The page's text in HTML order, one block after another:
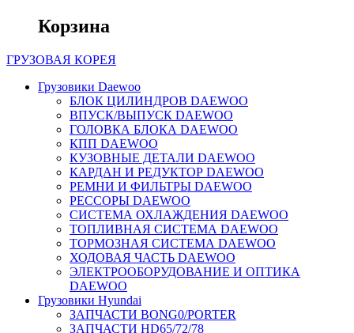
Корзина
ГРУЗОВАЯ КОРЕЯ
Грузовики Daewoo
БЛОК ЦИЛИНДРОВ DAEWOO
ВПУСК/ВЫПУСК DAEWOO
ГОЛОВКА БЛОКА DAEWOO
КПП DAEWOO
КУЗОВНЫЕ ДЕТАЛИ DAEWOO
КАРДАН И РЕДУКТОР DAEWOO
РЕМНИ И ФИЛЬТРЫ DAEWOO
РЕССОРЫ DAEWOO
СИСТЕМА ОХЛАЖДЕНИЯ DAEWOO
ТОПЛИВНАЯ СИСТЕМА DAEWOO
ТОРМОЗНАЯ СИСТЕМА DAEWOO
ХОДОВАЯ ЧАСТЬ DAEWOO
ЭЛЕКТРООБОРУДОВАНИЕ И ОПТИКА
DAEWOO
Грузовики Hyundai
ЗАПЧАСТИ BONG0/PORTER
ЗАПЧАСТИ HD65/72/78